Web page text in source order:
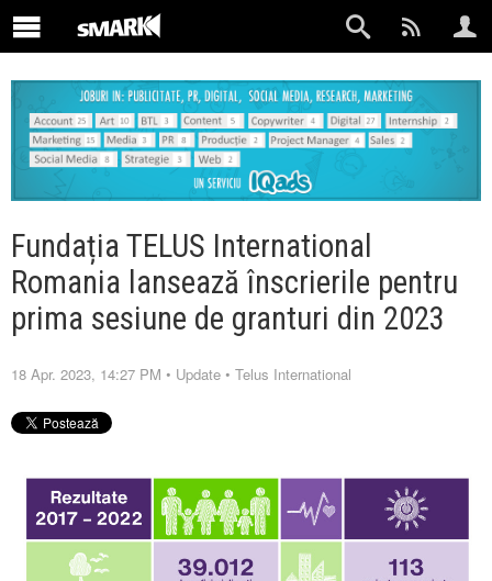
Fundația TELUS International
Romania lansează înscrierile pentru
prima sesiune de granturi din 2023
18 Apr. 2023, 14:27 PM • Update • Telus International